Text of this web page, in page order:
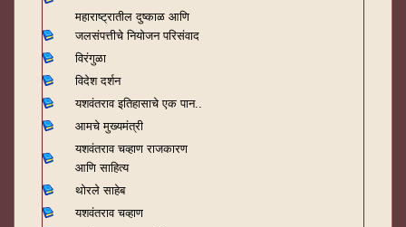
महाराष्ट्रातील दुष्काळ आणि
जलसंपत्तीचे नियोजन परिसंवाद
विरंगुळा
विदेश दर्शन
यशवंतराव इतिहासाचे एक पान..
आमचे मुख्यमंत्री
यशवंतराव चव्हाण राजकारण
आणि साहित्य
थोरले साहेब
यशवंतराव चव्हाण